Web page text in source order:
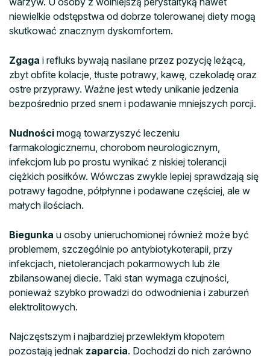
niewielkie odstępstwa od dobrze tolerowanej diety mogą
skutkować znacznym dyskomfortem.
Zgaga i refluks bywają nasilane przez pozycję leżącą,
zbyt obfite kolacje, tłuste potrawy, kawę, czekoladę oraz
ostre przyprawy. Ważne jest wtedy unikanie jedzenia
bezpośrednio przed snem i podawanie mniejszych porcji.
Nudności mogą towarzyszyć leczeniu
farmakologicznemu, chorobom neurologicznym,
infekcjom lub po prostu wynikać z niskiej tolerancji
ciężkich posiłków. Wówczas zwykle lepiej sprawdzają się
potrawy łagodne, półpłynne i podawane częściej, ale w
małych ilościach.
Biegunka u osoby unieruchomionej również może być
problemem, szczególnie po antybiotykoterapii, przy
infekcjach, nietolerancjach pokarmowych lub źle
zbilansowanej diecie. Taki stan wymaga czujności,
ponieważ szybko prowadzi do odwodnienia i zaburzeń
elektrolitowych.
Najczęstszym i najbardziej przewlekłym kłopotem
pozostają jednak zaparcia. Dochodzi do nich zarówno